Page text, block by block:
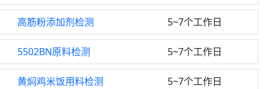
高筋粉添加剂检测 5~7个工作日
5502BN原料检测 5~7个工作日
黄焖鸡米饭用料检测 5~7个工作日